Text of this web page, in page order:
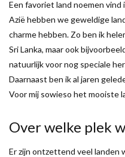
Een favoriet land noemen
Azië hebben we geweldige
charme hebben. Zo ben ik
Sri Lanka, maar ook
natuurlijk voor nog speciale
Daarnaast ben ik al jaren
Voor mij sowieso het mooiste
Over welke plek
Er zijn ontzettend veel landen